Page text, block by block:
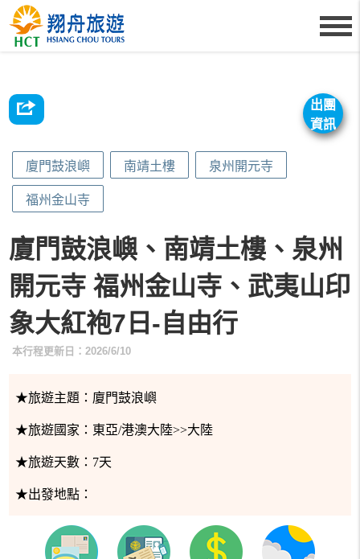
出團
資訊
廈門鼓浪嶼 南靖土樓 泉州開元寺
福州金山寺
廈門鼓浪嶼、南靖土樓、泉州
開元寺 福州金山寺、武夷山印
象大紅袍7日-自由行
本行程更新日：2026/6/10
★旅遊主題： 廈門鼓浪嶼
★旅遊國家： 東亞/港澳大陸>>大陸
★旅遊天數： 7天
★出發地點：